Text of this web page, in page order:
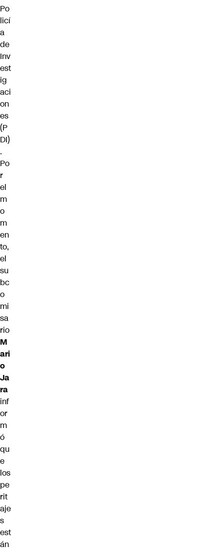
Po
licí
a
de
Inv
est
ig
aci
on
es
(P
DI)
.
Po
r
el
m
o
m
en
to,
el
su
bc
o
mi
sa
rio
M
ari
o
Ja
ra
inf
or
m
ó
qu
e
los
pe
rit
aje
s
est
án